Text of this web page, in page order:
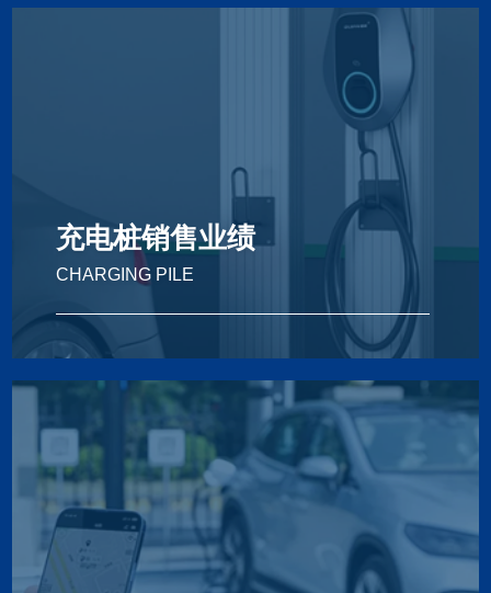
充电桩销售业绩
CHARGING PILE
Charging Pile
充电桩销售业绩